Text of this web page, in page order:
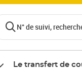
N° de suivi,
Le transfert de